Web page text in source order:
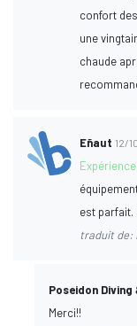
confort
une
chaude
Eñaut 12/
est parfait.
traduit de:
Poseidon
Merci!!